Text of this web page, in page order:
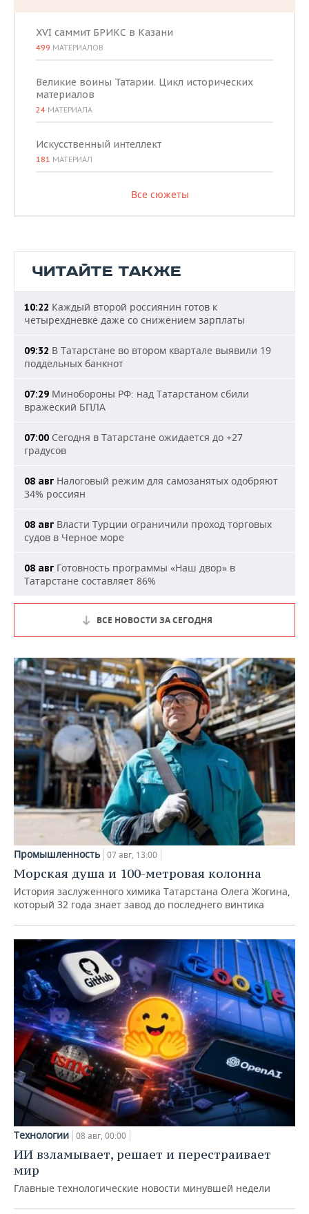
XVI саммит БРИКС в Казани
499 МАТЕРИАЛОВ
Великие воины Татарии. Цикл исторических
материалов
24 МАТЕРИАЛА
Искусственный интеллект
181 МАТЕРИАЛ
Все сюжеты
ЧИТАЙТЕ ТАКЖЕ
10:22 Каждый второй россиянин готов к
четырехдневке даже со снижением зарплаты
09:32 В Татарстане во втором квартале выявили 19
поддельных банкнот
07:29 Минобороны РФ: над Татарстаном сбили
вражеский БПЛА
07:00 Сегодня в Татарстане ожидается до +27
градусов
08 авг Налоговый режим для самозанятых одобряют
34% россиян
08 авг Власти Турции ограничили проход торговых
судов в Черное море
08 авг Готовность программы «Наш двор» в
Татарстане составляет 86%
ВСЕ НОВОСТИ ЗА СЕГОДНЯ
Промышленность 07 авг, 13:00
Морская душа и 100-метровая колонна
История заслуженного химика Татарстана Олега Жогина,
который 32 года знает завод до последнего винтика
Технологии 08 авг, 00:00
ИИ взламывает, решает и перестраивает
мир
Главные технологические новости минувшей недели